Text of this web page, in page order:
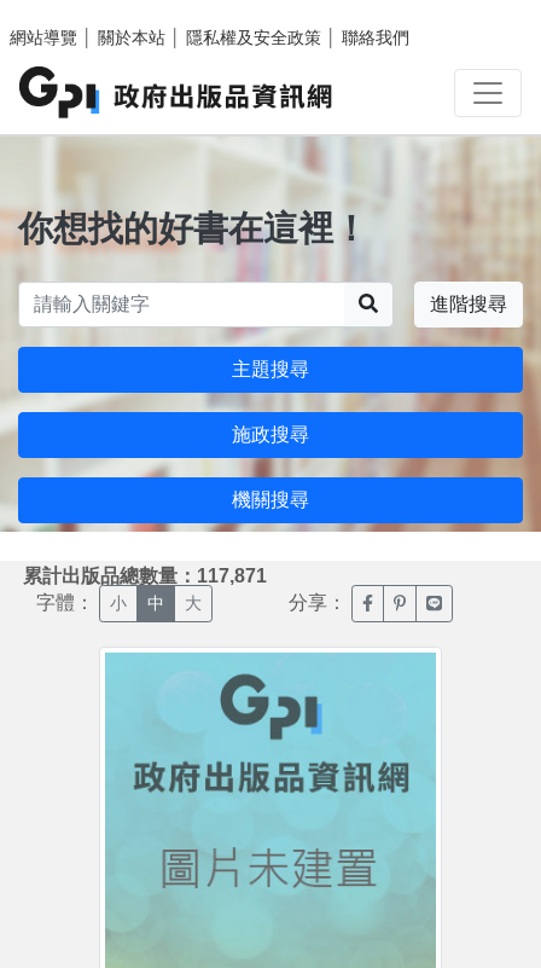
網站導覽
關於本站 隱私權及安全政策 聯絡我們
你想找的好書在這裡！
進階搜尋
主題搜尋
施政搜尋
機關搜尋
累計出版品總數量：117,871
字體： 小 中 大 分享： 臉書分享(另開新視窗)
噗浪分享(另開新
Line分享(另